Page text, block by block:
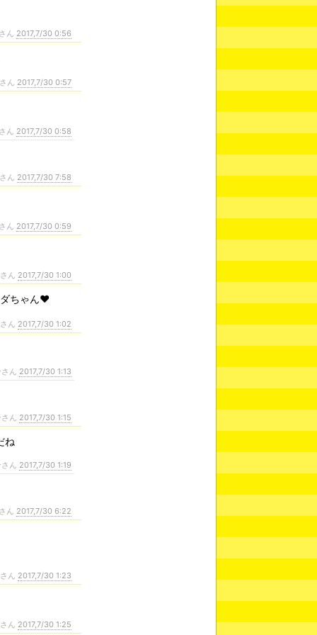
ん 2017,7/30 0:56
ん 2017,7/30 0:57
ん 2017,7/30 0:58
ん 2017,7/30 7:58
ん 2017,7/30 0:59
ん 2017,7/30 1:00
ダちゃん❤️
ん 2017,7/30 1:02
ん 2017,7/30 1:13
ん 2017,7/30 1:15
ね
ん 2017,7/30 1:19
ん 2017,7/30 6:22
ん 2017,7/30 1:23
ん 2017,7/30 1:25